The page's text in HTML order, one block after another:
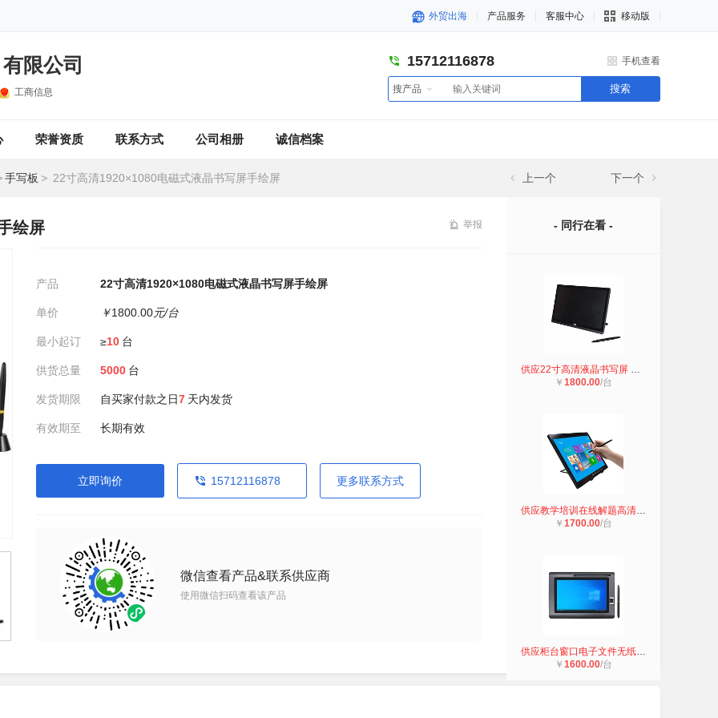
外贸出海 产品服务 客服中心 移动版
限公司
工商信息
15712116878 手机查看
搜产品 搜索
荣誉资质 联系方式 公司相册 诚信档案
手写板 > 22寸高清1920×1080电磁式液晶书写屏手绘屏 上一个 下一个
绘屏 举报
产品 22寸高清1920×1080电磁式液晶书写屏手绘屏
单价 ￥1800.00元/台
最小起订 ≥10 台
供货总量 5000 台
发货期限 自买家付款之日7 天内发货
有效期至 长期有效
立即询价 15712116878 更多联系方式
微信查看产品&联系供应商
使用微信扫码查看该产品
- 同行在看 -
供应22寸高清液晶书写屏 电磁屏显示
￥ 1800.00/台
供应教学培训在线解题高清15.6寸电磁
￥ 1700.00/台
供应柜台窗口电子文件无纸化签批10寸
￥ 1600.00/台